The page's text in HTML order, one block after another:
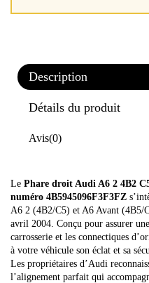
Description
Détails du produit
Avis(0)
Le Phare droit Audi A6 2 4B2
numéro 4B5945096F3F3FZ
A6 2 (4B2/C5) et A6 Avant (4B5/
avril 2004. Conçu pour assurer
carrosserie et les connectiques
à votre véhicule son éclat et sa
Les propriétaires d’Audi
l’alignement parfait qui